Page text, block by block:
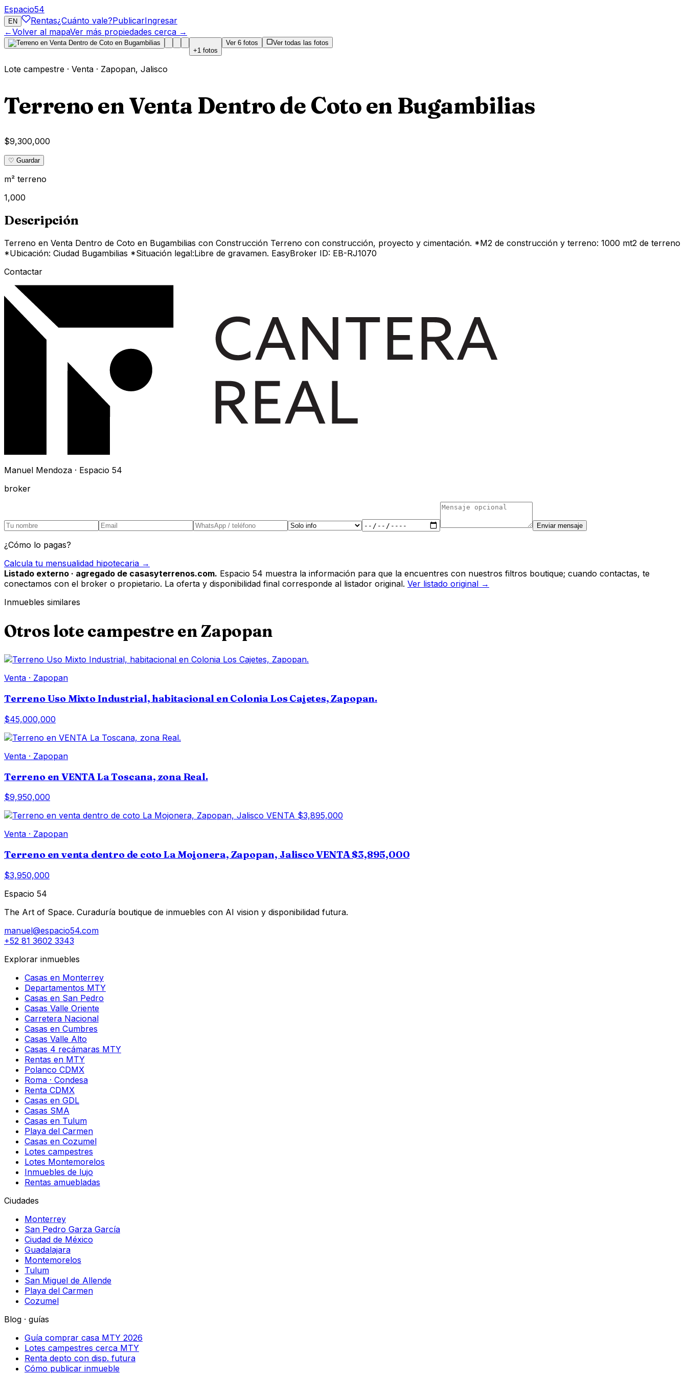
Espacio54
EN Rentas¿Cuánto vale?PublicarIngresar
←Volver al mapaVer más propiedades cerca →
+1 fotos
Ver 6 fotos Ver todas las fotos
Lote campestre · Venta · Zapopan, Jalisco
Terreno en Venta Dentro de Coto en Bugambilias
$9,300,000
♡ Guardar
m² terreno
1,000
Descripción
Terreno en Venta Dentro de Coto en Bugambilias con Construcción Terreno con construcción, proyecto y cimentación. *M2 de construcción y terreno: 1000 mt2 de terreno
*Ubicación: Ciudad Bugambilias *Situación legal:Libre de gravamen. EasyBroker ID: EB-RJ1070
Contactar
Manuel Mendoza · Espacio 54
broker
Enviar mensaje
¿Cómo lo pagas?
Calcula tu mensualidad hipotecaria →
Listado externo · agregado de casasyterrenos.com. Espacio 54 muestra la información para que la encuentres con nuestros filtros boutique; cuando contactas, te
conectamos con el broker o propietario. La oferta y disponibilidad final corresponde al listador original. Ver listado original →
Inmuebles similares
Otros lote campestre enZapopan
Venta · Zapopan
Terreno Uso Mixto Industrial, habitacional en Colonia Los Cajetes, Zapopan.
$45,000,000
Venta · Zapopan
Terreno en VENTA La Toscana, zona Real.
$9,950,000
Venta · Zapopan
Terreno en venta dentro de coto La Mojonera, Zapopan, Jalisco VENTA $3,895,000
$3,950,000
Espacio 54
The Art of Space. Curaduría boutique de inmuebles con AI vision y disponibilidad futura.
manuel@espacio54.com
+52 81 3602 3343
Explorar inmuebles
Casas en Monterrey
Departamentos MTY
Casas en San Pedro
Casas Valle Oriente
Carretera Nacional
Casas en Cumbres
Casas Valle Alto
Casas 4 recámaras MTY
Rentas en MTY
Polanco CDMX
Roma · Condesa
Renta CDMX
Casas en GDL
Casas SMA
Casas en Tulum
Playa del Carmen
Casas en Cozumel
Lotes campestres
Lotes Montemorelos
Inmuebles de lujo
Rentas amuebladas
Ciudades
Monterrey
San Pedro Garza García
Ciudad de México
Guadalajara
Montemorelos
Tulum
San Miguel de Allende
Playa del Carmen
Cozumel
Blog · guías
Guía comprar casa MTY 2026
Lotes campestres cerca MTY
Renta depto con disp. futura
Cómo publicar inmueble